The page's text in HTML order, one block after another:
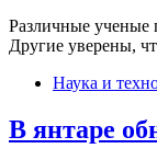
Различные ученые
Другие уверены,
Наука и
В янтаре